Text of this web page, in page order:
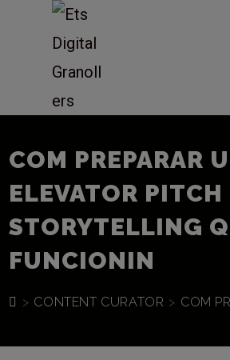
COM PREPARAR
ELEVATOR
STORYTELLING
FUNCIONIN
> CONTENT CURATOR > COM